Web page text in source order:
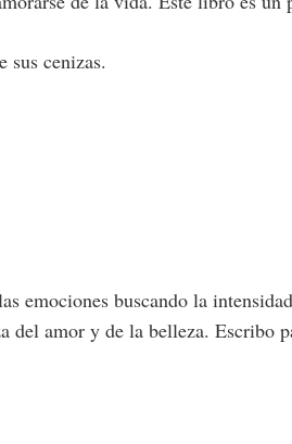
sus cenizas.
emociones buscando la
amor y de la belleza. Escribo